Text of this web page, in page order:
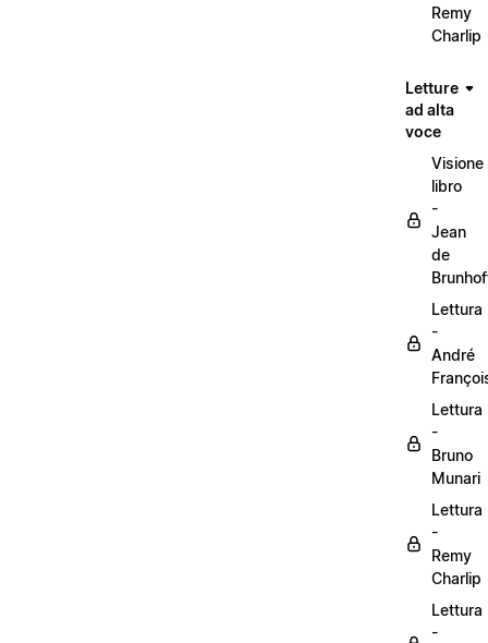
Remy
Charlip
Letture
ad alta
voce
Visione
libro
-
Jean
de
Lettura
-
André
Lettura
-
Bruno
Munari
Lettura
-
Remy
Charlip
Lettura
-